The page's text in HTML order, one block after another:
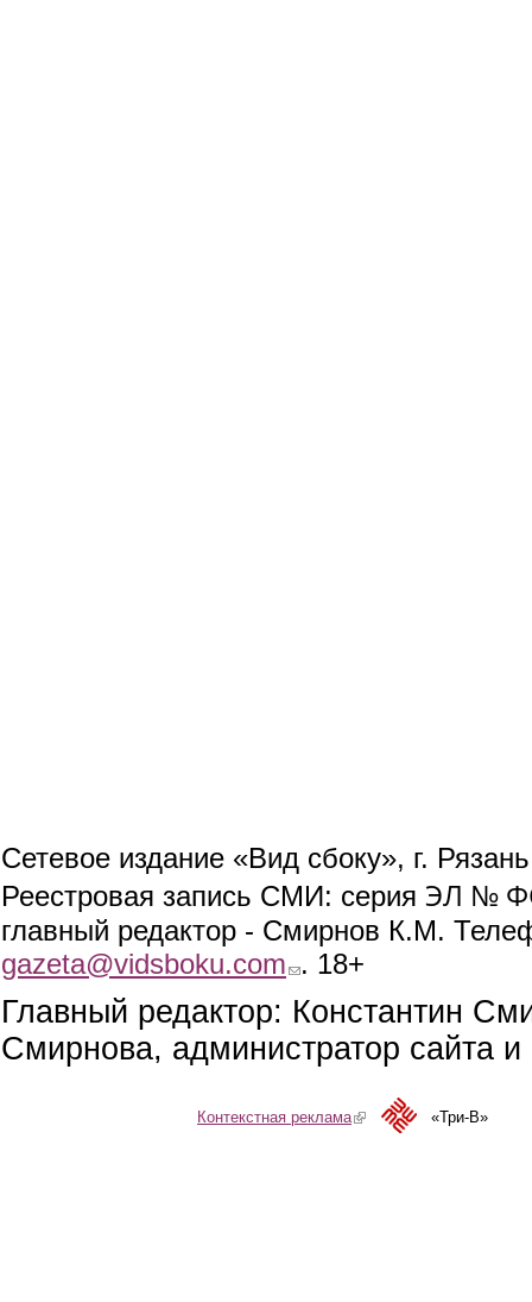
Сетевое издание «Вид сбоку», г.
Реестровая запись СМИ: серия ЭЛ №
главный редактор - Смирнов К.М.
gazeta@vidsboku.com (link sends e-mail)
. 18+
Главный редактор: Константин
Смирнова, администратор сайта
Контекстная реклама(link is external)«Три-В»